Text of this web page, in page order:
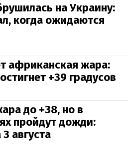
на Украину:
когда ожидаются
африканская жара:
+39 градусов
до +38, но в
пройдут дожди:
августа